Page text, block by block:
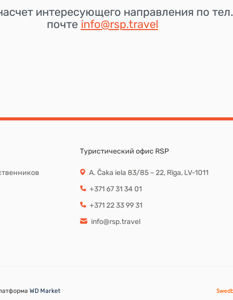
интересующего направления по тел.
почте info@rsp.travel
Туристический офис RSP
A. Čaka iela 83/85 – 22, Rīga, LV-1011
+371 67 31 34 01
+371 22 33 99 31
info@rsp.travel
WD Market